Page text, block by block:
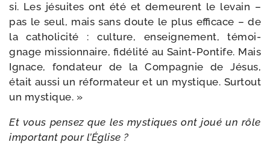
si. Les jésuites ont été et demeurent le levain –
pas le seul, mais sans doute le plus effi­cace – de
la catho­li­ci­té : culture, ensei­gne­ment, témoi­
gnage mis­sion­naire, fidé­li­té au Saint-​Pontife. Mais
Ignace, fon­da­teur de la Compagnie de Jésus,
était aus­si un réfor­ma­teur et un mys­tique. Surtout
un mystique. »
Et vous pen­sez que les mys­tiques ont joué un rôle
impor­tant pour l’Église ?